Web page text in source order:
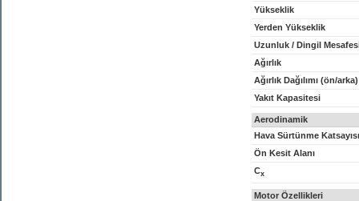
Yükseklik
Yerden Yükseklik
Uzunluk / Dingil
Ağırlık
Ağırlık Dağılımı (ön/arka)
Yakıt Kapasitesi
Aerodinamik
Hava Sürtünme Katsayısı
Ön Kesit Alanı
Cx
Motor Özellikleri